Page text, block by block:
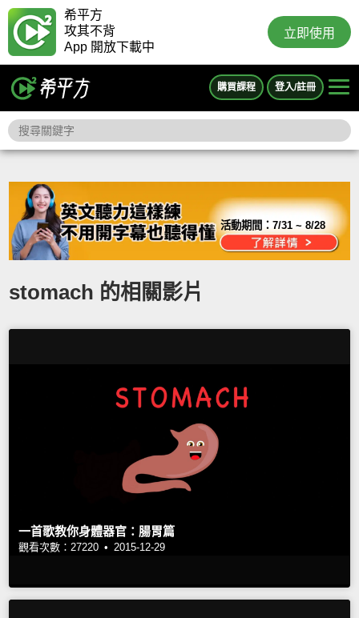
希平方
攻其不背
App 開放下載中
立即使用
購買課程 登入/註冊
活動期間：7/31 ~ 8/28
stomach 的相關影片
一首歌教你身體器官：腸胃篇
觀看次數：27220 • 2015-12-29